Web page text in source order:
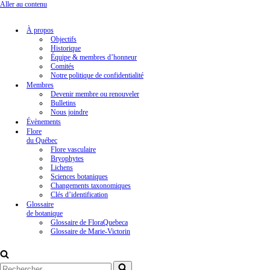
Aller au contenu
À propos
Objectifs
Historique
Équipe & membres d’honneur
Comités
Notre politique de confidentialité
Membres
Devenir membre ou renouveler
Bulletins
Nous joindre
Évènements
Flore
du Québec
Flore vasculaire
Bryophytes
Lichens
Sciences botaniques
Changements taxonomiques
Clés d’identification
Glossaire
de botanique
Glossaire de FloraQuebeca
Glossaire de Marie-Victorin
Rechercher...